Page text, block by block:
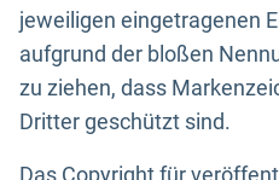
jeweiligen eingetragenen
aufgrund der bloßen
zu ziehen, dass
Dritter geschützt sind.
Das Copyright für